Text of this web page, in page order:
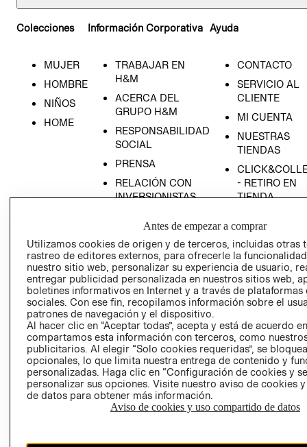
Colecciones
MUJER
HOMBRE
NIÑOS
HOME
Información Corporativa
TRABAJAR EN
H&M
ACERCA DEL
GRUPO H&M
RESPONSABILIDAD
SOCIAL
PRENSA
RELACIÓN CON
INVERSIONISTAS
EMPRESARIAL
Ayuda
CONTACTO
SERVICIO AL
CLIENTE
MI CUENTA
NUESTRAS
TIENDAS
- RETIRO EN
TIENDA
CONDICIONES
AVISO DE
PRIVACIDAD
GIFT CARD
AVISO DE
Antes de empezar a comprar
Utilizamos cookies de origen y de terceros, incluidas otras
rastreo de editores externos, para ofrecerle la
nuestro sitio web, personalizar su experiencia de usuario,
entregar publicidad personalizada en nuestros sitios web,
boletines informativos en Internet y a través de plataformas
sociales. Con ese fin, recopilamos información sobre el
patrones de navegación y el dispositivo.
Al hacer clic en “Aceptar todas”, acepta y está de acuerdo
compartamos esta información con terceros, como
publicitarios. Al elegir “Solo cookies requeridas”, se
opcionales, lo que limita nuestra entrega de contenido y
personalizadas. Haga clic en “Configuración de cookies y
personalizar sus opciones. Visite nuestro aviso de cookies
de datos para obtener más información.
Aviso de cookies y uso compartido de datos